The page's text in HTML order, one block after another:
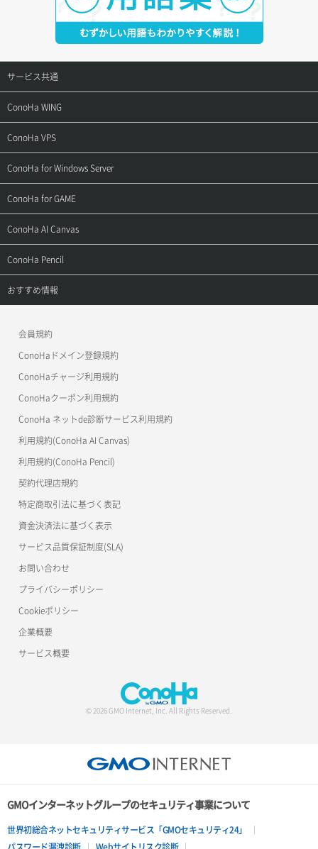
サービス共通
サポートトップ
ご契約・お支払い
用語集
お問い合わせ
ConoHa WING
サポートトップ
ご利用ガイド
お乗り換えガイド
よくある質問
ConoHa VPS
サポートトップ
ご利用ガイド
APIドキュメントVPS2.0
APIドキュメントVPS3.0
ConoHa for Windows Server
サポートトップ
ご利用ガイド
APIドキュメントVPS2.0
APIドキュメントVPS3.0
ConoHa for GAME
サポートトップ
ご利用ガイド
ConoHa AI Canvas
サポートトップ
ご利用ガイド
ConoHa Pencil
サポートトップ
おすすめ情報
美雲このは徹底ガイド
会員規約
ConoHaドメイン登録規約
ConoHaチャージ利用規約
ConoHaクーポン利用規約
ConoHa ネットde診断サービス利用規約
利用規約(ConoHa AI Canvas)
利用規約(ConoHa Pencil)
契約代理店規約
特定商取引法に基づく表記
資金決済法に基づく表示
サービス品質保証制度(SLA)
お問い合わせ
プライバシーポリシー
Cookieポリシー
企業概要
サービス概要
© 2026 GMO Internet, Inc. All Rights Reserved.
GMOインターネットグループのセキュリティ事業について
世界初総合ネットセキュリティサービス「GMOセキュリティ24」